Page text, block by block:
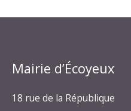
Mairie d’Écoyeux
18 rue de la République